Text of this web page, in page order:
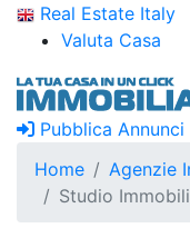
Real Estate Italy
Valuta Casa
Pubblica Annunci
Home
Agenzie
Studio